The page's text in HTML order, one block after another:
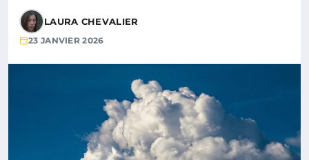
LAURA CHEVALIER
23 JANVIER 2026